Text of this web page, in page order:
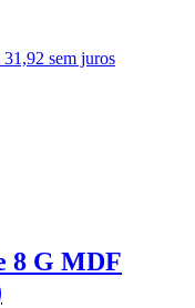
31,92 sem juros
8 G MDF